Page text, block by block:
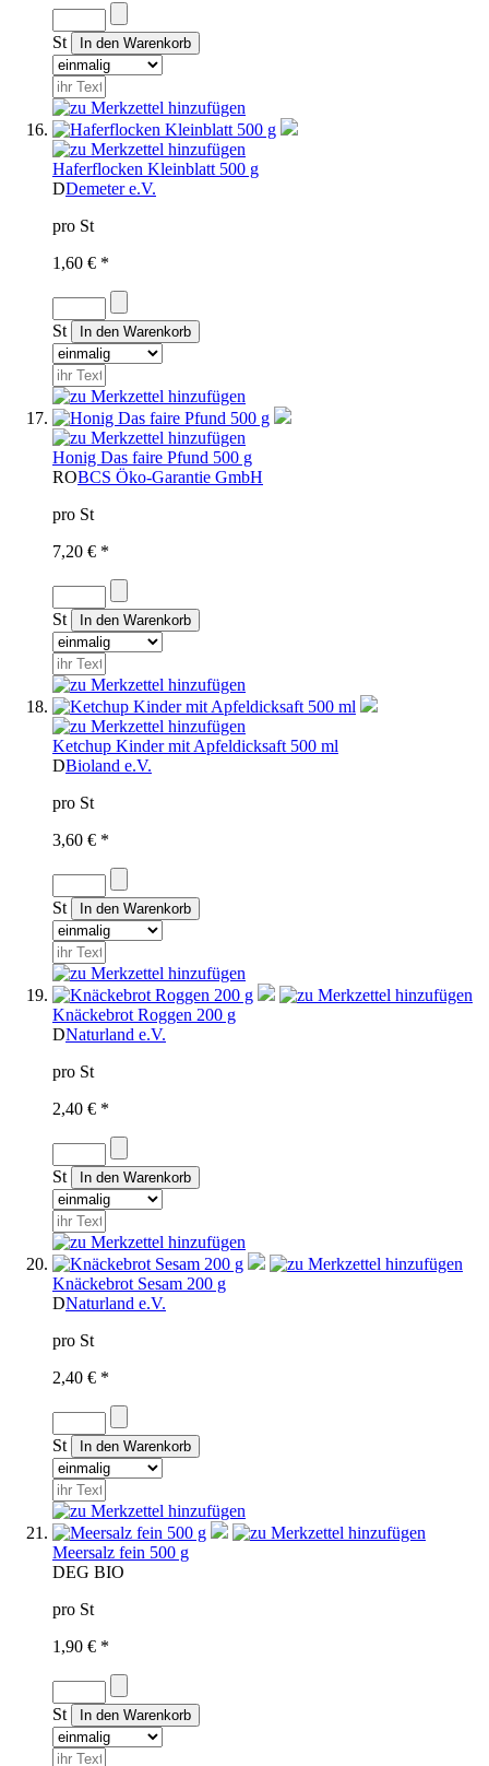
St
Haferflocken Kleinblatt 500 g
DDemeter e.V.
pro St
1,60 € *
St
Honig Das faire Pfund 500 g
ROBCS Öko-Garantie GmbH
pro St
7,20 € *
St
Ketchup Kinder mit Apfeldicksaft 500 ml
DBioland e.V.
pro St
3,60 € *
St
Knäckebrot Roggen 200 g
DNaturland e.V.
pro St
2,40 € *
St
Knäckebrot Sesam 200 g
DNaturland e.V.
pro St
2,40 € *
St
Meersalz fein 500 g
DEG BIO
pro St
1,90 € *
St